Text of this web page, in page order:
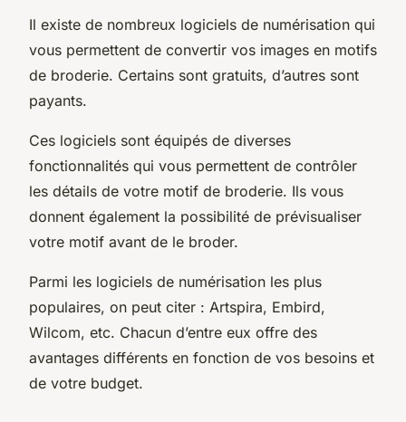
Il existe de nombreux logiciels de numérisation qui
vous permettent de convertir vos images en motifs
de broderie. Certains sont gratuits, d’autres sont
payants.
Ces logiciels sont équipés de diverses
fonctionnalités qui vous permettent de contrôler
les détails de votre motif de broderie. Ils vous
donnent également la possibilité de prévisualiser
votre motif avant de le broder.
Parmi les logiciels de numérisation les plus
populaires, on peut citer : Artspira, Embird,
Wilcom, etc. Chacun d’entre eux offre des
avantages différents en fonction de vos besoins et
de votre budget.